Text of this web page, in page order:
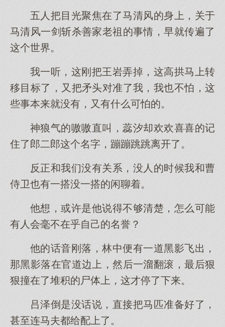
五人把目光聚焦在了马清风的身上，关于
马清风一剑斩杀善家老祖的事情，早就传遍了
这个世界。
我一听，这刚把王岩弄掉，这高拱马上转
移目标了，又把矛头对准了我，我也不怕，这
些事本来就没有，又有什么可怕的。
神狼气的嗷嗷直叫，蕊汐却欢欢喜喜的记
住了郎二郎这个名字，蹦蹦跳跳离开了。
反正和我们没有关系，没人的时候我和曹
侍卫也有一搭没一搭的闲聊着。
他想，或许是他说得不够清楚，怎么可能
有人会毫不在乎自己的名誉？
他的话音刚落，林中便有一道黑影飞出，
那黑影落在官道边上，然后一溜翻滚，最后狠
狠撞在了堆积的尸体上，这才停了下来。
吕泽倒是没话说，直接把马匹准备好了，
甚至连马夫都给配上了。